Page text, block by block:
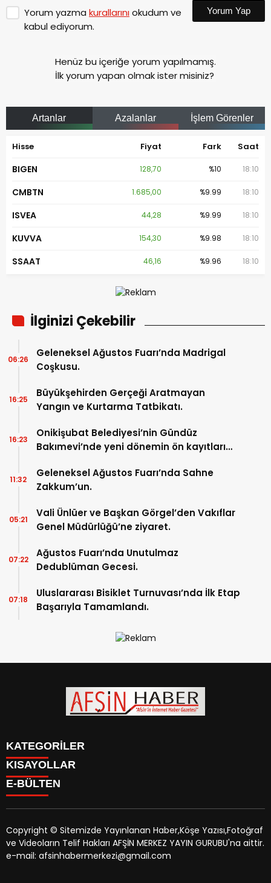
Yorum yazma kurallarınıokudum ve
kabul ediyorum.
Yorum Yap
Henüz bu içeriğe yorum yapılmamış.
İlk yorum yapan olmak ister misiniz?
Artanlar Azalanlar İşlem Görenler
Hisse Fiyat Fark Saat
BIGEN 128,70 %10 18:10
CMBTN 1.685,00 %9.99 18:10
ISVEA 44,28 %9.99 18:10
KUVVA 154,30 %9.98 18:10
SSAAT 46,16 %9.96 18:10
İlginizi Çekebilir
Geleneksel Ağustos Fuarı’nda Madrigal
Coşkusu.
06:26
Büyükşehirden Gerçeği Aratmayan
Yangın ve Kurtarma Tatbikatı.
16:25
Onikişubat Belediyesi’nin Gündüz
Bakımevi’nde yeni dönemin ön kayıtları
16:23
Geleneksel Ağustos Fuarı’nda Sahne
Zakkum’un.
11:32
Vali Ünlüer ve Başkan Görgel’den Vakıflar
Genel Müdürlüğü’ne ziyaret.
05:21
Ağustos Fuarı’nda Unutulmaz
Dedublüman Gecesi.
07:22
Uluslararası Bisiklet Turnuvası’nda İlk Etap
Başarıyla Tamamlandı.
07:18
KATEGORİLER
SİYASET
EĞİTİM
MAGAZİN
MANŞETLER
ÖZEL HABER
KISAYOLLAR
SİYASET
EĞİTİM
KÜLTÜR SANAT
MAGAZİN
MANŞETLER
E-BÜLTEN
afsinhaber.com e-bültenine abone olarak, tarafınıza haber,
duyuru ve kampanya içerikli e-postaların gönderilmesini
Copyright © Sitemizde Yayınlanan Haber,Köşe Yazısı,Fotoğraf
ve Videoların Telif Hakları AFŞİN MERKEZ YAYIN GURUBU'na aittir.
e-mail: afsinhabermerkezi@gmail.com